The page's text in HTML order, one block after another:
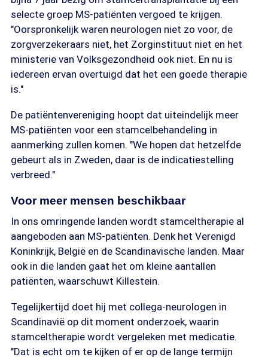
selecte groep MS-patiënten vergoed te krijgen.
"Oorspronkelijk waren neurologen niet zo voor, de
zorgverzekeraars niet, het Zorginstituut niet en het
ministerie van Volksgezondheid ook niet. En nu is
iedereen ervan overtuigd dat het een goede therapie
is."
De patiëntenvereniging hoopt dat uiteindelijk meer
MS-patiënten voor een stamcelbehandeling in
aanmerking zullen komen. "We hopen dat hetzelfde
gebeurt als in Zweden, daar is de indicatiestelling
verbreed."
Voor meer mensen beschikbaar
In ons omringende landen wordt stamceltherapie al
aangeboden aan MS-patiënten. Denk het Verenigd
Koninkrijk, België en de Scandinavische landen. Maar
ook in die landen gaat het om kleine aantallen
patiënten, waarschuwt Killestein.
Tegelijkertijd doet hij met collega-neurologen in
Scandinavië op dit moment onderzoek, waarin
stamceltherapie wordt vergeleken met medicatie.
"Dat is echt om te kijken of er op de lange termijn